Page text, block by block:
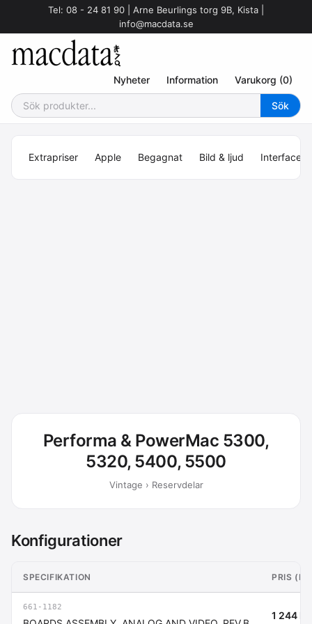
Tel: 08 - 24 81 90 | Arne Beurlings torg 9B, Kista |
info@macdata.se
Nyheter Information Varukorg (0)
Extrapriser Apple Begagnat Bild & ljud Interface
Performa & PowerMac 5300,
5320, 5400, 5500
Vintage › Reservdelar
Konfigurationer
SPECIFIKATION PRIS
661-1182
1 244 kr